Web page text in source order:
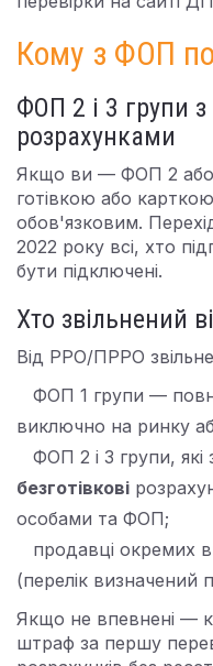
Кому з ФОП
ФОП 2 і 3 групи з
розрахунками
Якщо ви — ФОП 2 або
готівкою або
обов'язковим.
2022 року всі, хто
бути підключені.
Хто звільнений
Від РРО/ПРРО
ФОП 1 групи —
виключно на ринку
ФОП 2 і 3 групи, які
безготівкові
особами та ФОП;
продавці окремих
(перелік
Якщо не впевнені —
штраф за першу